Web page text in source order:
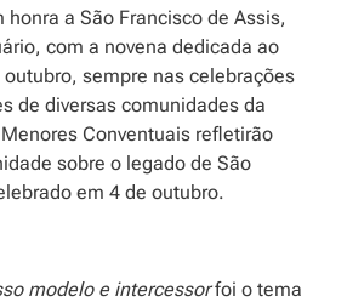
a São Francisco de Assis,
com a novena dedicada ao
sempre nas celebrações
de diversas comunidades da
Conventuais refletirão
sobre o legado de São
em 4 de outubro.
modelo e intercessorfoi o tema